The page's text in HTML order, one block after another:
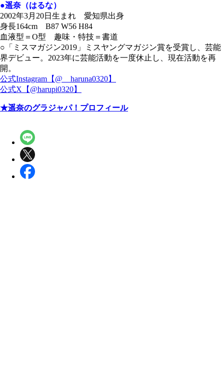
●遥奈（はるな）
2002年3月20日生まれ 愛知県出身
身長164cm B87 W56 H84
血液型＝O型 趣味・特技＝書道
○「ミスマガジン2019」ミスヤングマガジン賞を受賞し、芸能
界デビュー。2023年に芸能活動を一度休止し、現在活動を再
開。
公式Instagram【@__haruna0320】
公式X【@harupi0320】
★遥奈のグラジャパ！プロフィール